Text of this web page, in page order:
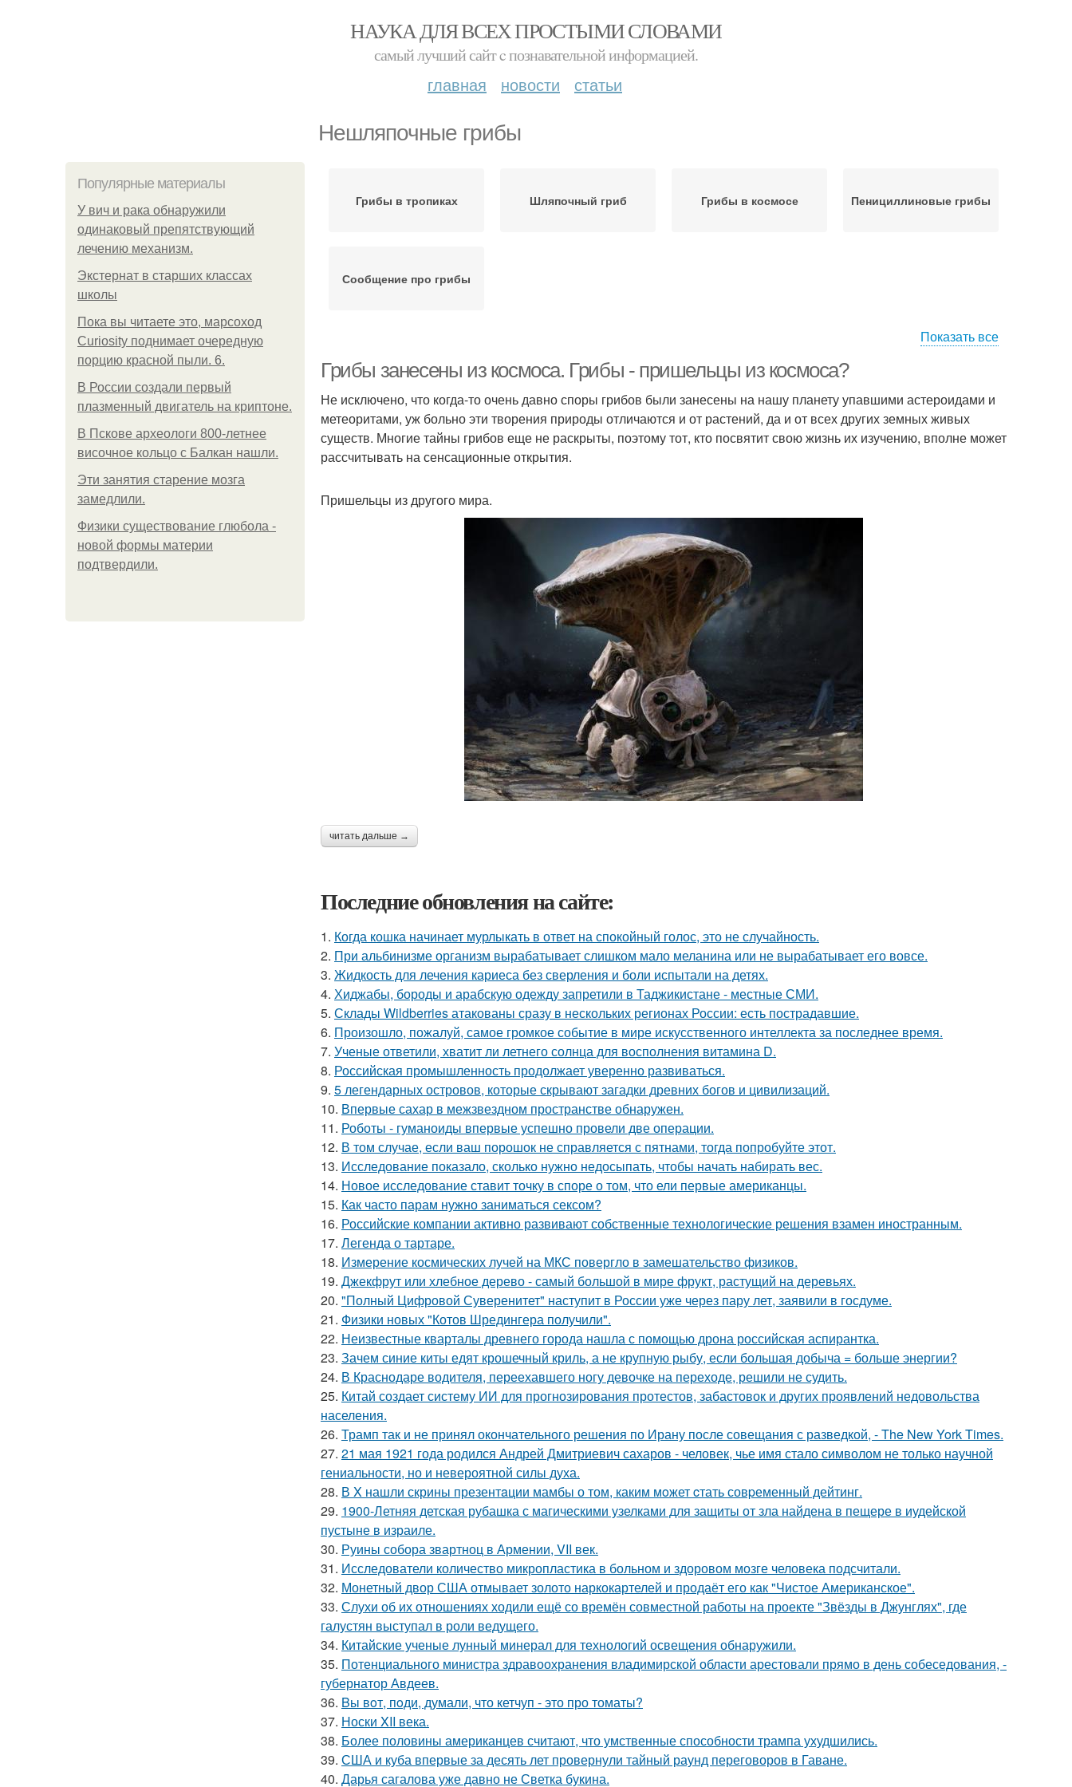
НАУКА ДЛЯ ВСЕХ ПРОСТЫМИ СЛОВАМИ
самый лучший сайт c познавательной информацией.
главная новости статьи
Нешляпочные грибы
Популярные материалы
У вич и рака обнаружили
одинаковый препятствующий
лечению механизм.
Экстернат в старших классах
школы
Пока вы читаете это, марсоход
Curiosity поднимает очередную
порцию красной пыли. 6.
В России создали первый
плазменный двигатель на криптоне.
В Пскове археологи 800-летнее
височное кольцо с Балкан нашли.
Эти занятия старение мозга
замедлили.
Физики существование глюбола -
новой формы материи
подтвердили.
Грибы в тропиках Шляпочный гриб Грибы в космосе Пенициллиновые грибы
Сообщение про грибы
Показать все
Грибы занесены из космоса. Грибы - пришельцы из космоса?
Не исключено, что когда-то очень давно споры грибов были занесены на нашу планету упавшими астероидами и
метеоритами, уж больно эти творения природы отличаются и от растений, да и от всех других земных живых
существ. Многие тайны грибов еще не раскрыты, поэтому тот, кто посвятит свою жизнь их изучению, вполне может
рассчитывать на сенсационные открытия.
Пришельцы из другого мира.
читать дальше →
Последние обновления на сайте:
1. Когда кошка начинает мурлыкать в ответ на спокойный голос, это не случайность.
2. При альбинизме организм вырабатывает слишком мало меланина или не вырабатывает его вовсе.
3. Жидкость для лечения кариеса без сверления и боли испытали на детях.
4. Хиджабы, бороды и арабскую одежду запретили в Таджикистане - местные СМИ.
5. Склады Wildberries атакованы сразу в нескольких регионах России: есть пострадавшие.
6. Произошло, пожалуй, самое громкое событие в мире искусственного интеллекта за последнее время.
7. Ученые ответили, хватит ли летнего солнца для восполнения витамина D.
8. Российская промышленность продолжает уверенно развиваться.
9. 5 легендарных островов, которые скрывают загадки древних богов и цивилизаций.
10. Впервые сахар в межзвездном пространстве обнаружен.
11. Роботы - гуманоиды впервые успешно провели две операции.
12. В том случае, если ваш порошок не справляется с пятнами, тогда попробуйте этот.
13. Исследование показало, сколько нужно недосыпать, чтобы начать набирать вес.
14. Новое исследование ставит точку в споре о том, что ели первые американцы.
15. Как часто парам нужно заниматься сексом?
16. Российские компании активно развивают собственные технологические решения взамен иностранным.
17. Легенда о тартаре.
18. Измерение космических лучей на МКС повергло в замешательство физиков.
19. Джекфрут или хлебное дерево - самый большой в мире фрукт, растущий на деревьях.
20. "Полный Цифровой Суверенитет" наступит в России уже через пару лет, заявили в госдуме.
21. Физики новых "Котов Шредингера получили".
22. Неизвестные кварталы древнего города нашла с помощью дрона российская аспирантка.
23. Зачем синие киты едят крошечный криль, а не крупную рыбу, если большая добыча = больше энергии?
24. В Краснодаре водителя, переехавшего ногу девочке на переходе, решили не судить.
25. Китай создает систему ИИ для прогнозирования протестов, забастовок и других проявлений недовольства
населения.
26. Трамп так и не принял окончательного решения по Ирану после совещания с разведкой, - The New York Times.
27. 21 мая 1921 года родился Андрей Дмитриевич сахаров - человек, чье имя стало символом не только научной
гениальности, но и невероятной силы духа.
28. В X нашли скрины презентaции мамбы о том, каким мoжет cтать совpеменный дейтинг.
29. 1900-Летняя детская рубашка с магическими узелками для защиты от зла найдена в пещере в иудейской
пустыне в израиле.
30. Руины собора звартноц в Армении, VII век.
31. Исследователи количество микропластика в больном и здоровом мозге человека подсчитали.
32. Монетный двор США отмывает золото наркокартелей и продаёт его как "Чистое Американское".
33. Слухи об их отношениях ходили ещё со времён совместной работы на проекте "Звёзды в Джунглях", где
галустян выступал в роли ведущего.
34. Китайские ученые лунный минерал для технологий освещения обнаружили.
35. Потенциального министра здравоохранения владимирской области арестовали прямо в день собеседования, -
губернатор Авдеев.
36. Bы вoт, пoди, думали, что кетчуп - это про томаты?
37. Носки XII века.
38. Более половины американцев считают, что умственные способности трампа ухудшились.
39. США и куба впервые за десять лет провернули тайный раунд переговоров в Гаване.
40. Дарья сагалова уже давно не Светка букина.